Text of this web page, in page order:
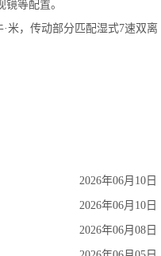
等配置。
米，传动部分匹配湿式7速双离
2026年06月10日
2026年06月10日
2026年06月08日